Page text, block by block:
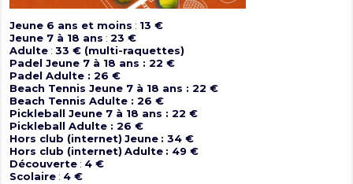
Jeune 6 ans et moins : 13 €
Jeune 7 à 18 ans :23 €
Adulte :33 € (multi-raquettes)
Padel Jeune 7 à 18 ans : 22 €
Padel Adulte : 26 €
Beach Tennis Jeune 7 à 18 ans : 22 €
Beach Tennis Adulte : 26 €
Pickleball Jeune 7 à 18 ans : 22 €
Pickleball Adulte : 26 €
Hors club (internet) Jeune : 34 €
Hors club (internet) Adulte : 49 €
Découverte : 4 €
Scolaire : 4 €